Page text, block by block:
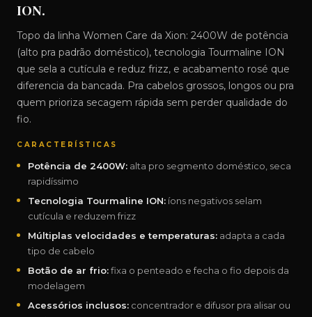
ION.
Topo da linha Women Care da Xion: 2400W de potência
(alto pra padrão doméstico), tecnologia Tourmaline ION
que sela a cutícula e reduz frizz, e acabamento rosé que
diferencia da bancada. Pra cabelos grossos, longos ou pra
quem prioriza secagem rápida sem perder qualidade do
fio.
CARACTERÍSTICAS
Potência de 2400W: alta pro segmento doméstico, seca
rapidíssimo
Tecnologia Tourmaline ION: íons negativos selam
cutícula e reduzem frizz
Múltiplas velocidades e temperaturas: adapta a cada
tipo de cabelo
Botão de ar frio:fixa o penteado e fecha o fio depois da
modelagem
Acessórios inclusos: concentrador e difusor pra alisar ou